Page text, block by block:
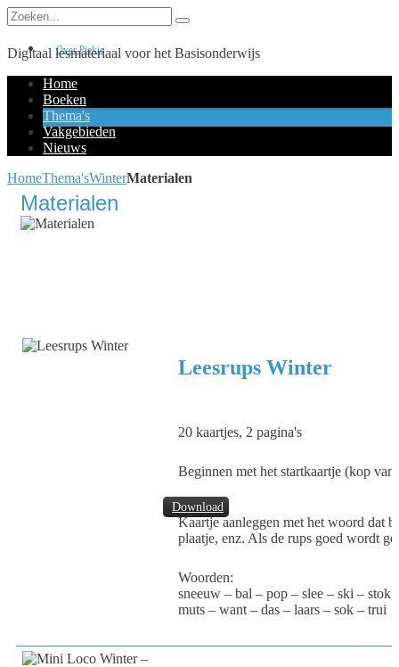
Over Piekie
Digitaal lesmateriaal voor het Basisonderwijs
Home
Boeken
Thema's
Vakgebieden
Nieuws
HomeThema'sWinterMaterialen
Materialen
Download
Leesrups Winter
20 kaartjes, 2 pagina's
Beginnen met het startkaartje (kop
Kaartje aanleggen met het woord dat
plaatje, enz. Als de rups goed wordt
Woorden:
sneeuw – bal – pop – slee – ski – stok
muts – want – das – laars – sok – trui